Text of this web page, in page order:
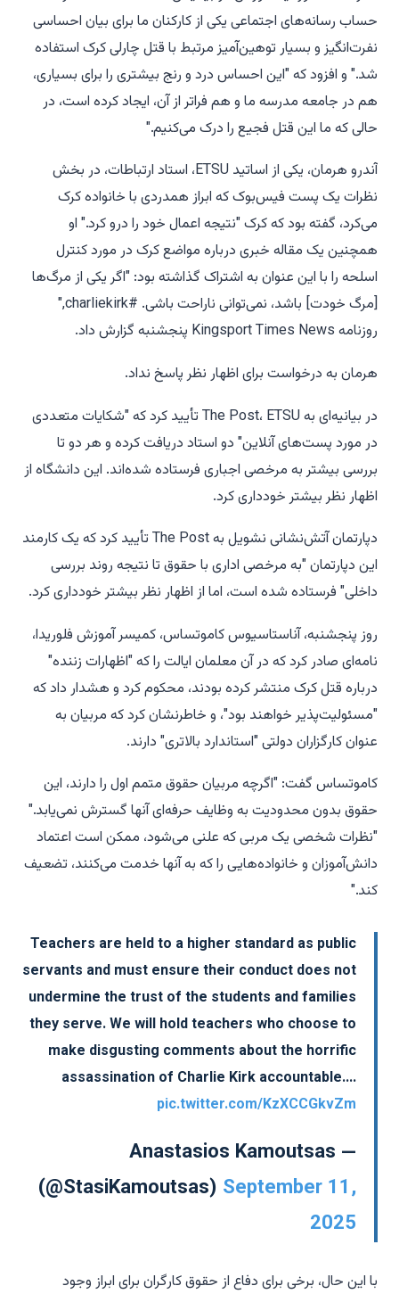
حساب رسانه‌های اجتماعی یکی از کارکنان ما برای بیان احساسی
نفرت‌انگیز و بسیار توهین‌آمیز مرتبط با قتل چارلی کرک استفاده
شد." و افزود که "این احساس درد و رنج بیشتری را برای بسیاری،
هم در جامعه مدرسه ما و هم فراتر از آن، ایجاد کرده است، در
حالی که ما این قتل فجیع را درک می‌کنیم."
آندرو هرمان، یکی از اساتید ETSU، استاد ارتباطات، در بخش
نظرات یک پست فیس‌بوک که ابراز همدردی با خانواده کرک
می‌کرد، گفته بود که کرک "نتیجه اعمال خود را درو کرد." او
همچنین یک مقاله خبری درباره مواضع کرک در مورد کنترل
اسلحه را با این عنوان به اشتراک گذاشته بود: "اگر یکی از مرگ‌ها
[مرگ خودت] باشد، نمی‌توانی ناراحت باشی. #charliekirk,"
روزنامه Kingsport Times News پنجشنبه گزارش داد.
هرمان به درخواست برای اظهار نظر پاسخ نداد.
در بیانیه‌ای به The Post، ETSU تأیید کرد که "شکایات متعددی
در مورد پست‌های آنلاین" دو استاد دریافت کرده و هر دو تا
بررسی بیشتر به مرخصی اجباری فرستاده شده‌اند. این دانشگاه از
اظهار نظر بیشتر خودداری کرد.
دپارتمان آتش‌نشانی نشویل به The Post تأیید کرد که یک کارمند
این دپارتمان "به مرخصی اداری با حقوق تا نتیجه روند بررسی
داخلی" فرستاده شده است، اما از اظهار نظر بیشتر خودداری کرد.
روز پنجشنبه، آناستاسیوس کاموتساس، کمیسر آموزش فلوریدا،
نامه‌ای صادر کرد که در آن معلمان ایالت را که "اظهارات زننده"
درباره قتل کرک منتشر کرده بودند، محکوم کرد و هشدار داد که
"مسئولیت‌پذیر خواهند بود"، و خاطرنشان کرد که مربیان به
عنوان کارگزاران دولتی "استاندارد بالاتری" دارند.
کاموتساس گفت: "اگرچه مربیان حقوق متمم اول را دارند، این
حقوق بدون محدودیت به وظایف حرفه‌ای آنها گسترش نمی‌یابد."
"نظرات شخصی یک مربی که علنی می‌شود، ممکن است اعتماد
دانش‌آموزان و خانواده‌هایی را که به آنها خدمت می‌کنند، تضعیف
کند."
Teachers are held to a higher standard as public
servants and must ensure their conduct does not
undermine the trust of the students and families
they serve. We will hold teachers who choose to
make disgusting comments about the horrific
assassination of Charlie Kirk accountable.…
pic.twitter.com/KzXCCGkvZm
— Anastasios Kamoutsas
(@StasiKamoutsas) September 11,
2025
با این حال، برخی برای دفاع از حقوق کارگران برای ابراز وجود